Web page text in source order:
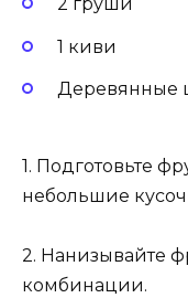
2 груши
1 киви
Деревянные
1. Подготовьте
небольшие
2. Нанизывайте
комбинации.